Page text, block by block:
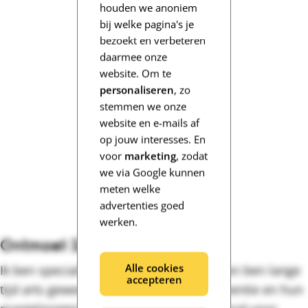
houden we anoniem
bij welke pagina's je
bezoekt en verbeteren
daarmee onze
website. Om te
personaliseren, zo
stemmen we onze
website en e-mails af
op jouw interesses. En
voor marketing, zodat
we via Google kunnen
meten welke
advertenties goed
werken.
Alle cookies
accepteren
Ontmoet Irene
Ik ben specialist ouderengeneeskunde en ben lange
tijd arts geweest voor mensen met dementie en hun